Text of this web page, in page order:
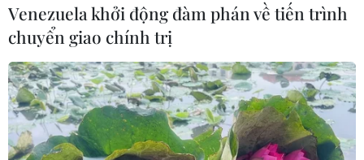
Venezuela khởi động đàm phán về tiến trình
chuyển giao chính trị